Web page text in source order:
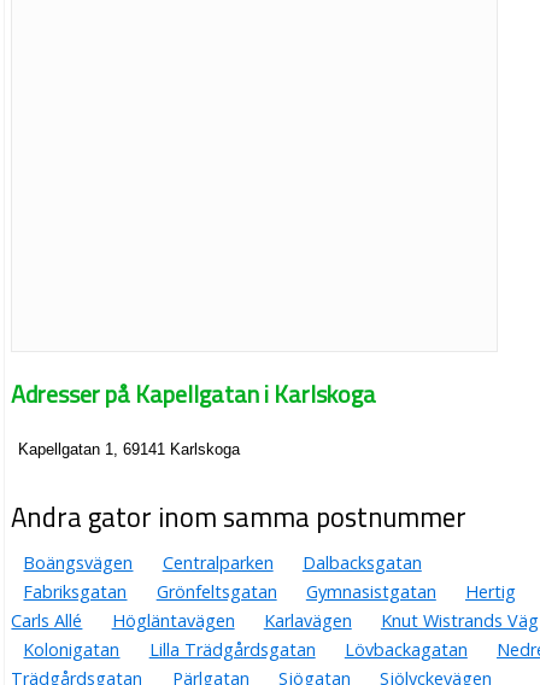
Adresser på Kapellgatan i Karlskoga
Kapellgatan 1, 69141 Karlskoga
Andra gator inom samma postnummer
Boängsvägen Centralparken
Dalbacksgatan
Fabriksgatan
Grönfeltsgatan Gymnasistgatan
Hertig
Carls Allé
Högläntavägen Karlavägen
Knut Wistrands Väg
Kolonigatan
Lilla Trädgårdsgatan Lövbackagatan
Trädgårdsgatan
Pärlgatan Sjögatan Sjölyckevägen